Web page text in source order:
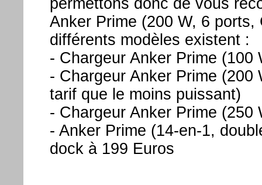
permettons donc de vous
Anker Prime (200 W, 6
différents modèles existent :
- Chargeur Anker Prime
- Chargeur Anker Prime
tarif que le moins puissant)
- Chargeur Anker Prime
- Anker Prime (14-en-1,
dock à 199 Euros